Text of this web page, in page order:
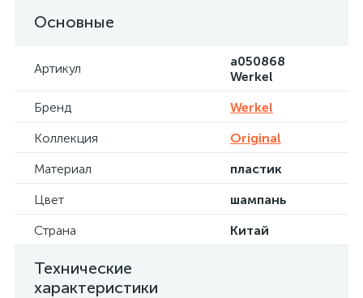
Основные
Артикул
a050868
Werkel
Бренд
Werkel
Коллекция
Original
Материал
пластик
Цвет
шампань
Страна
Китай
Технические
характеристики